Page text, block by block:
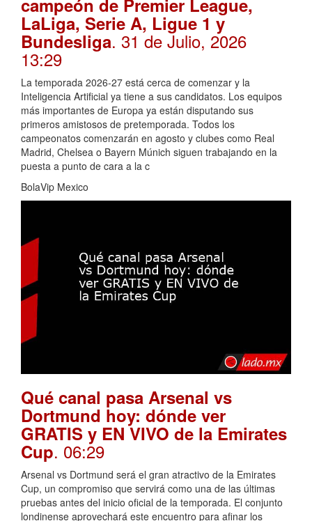
campeón de Premier League,
LaLiga, Serie A, Ligue 1 y
Bundesliga. 31 de Julio, 2026
13:29
La temporada 2026-27 está cerca de comenzar y la
Inteligencia Artificial ya tiene a sus candidatos. Los equipos
más importantes de Europa ya están disputando sus
primeros amistosos de pretemporada. Todos los
campeonatos comenzarán en agosto y clubes como Real
Madrid, Chelsea o Bayern Múnich siguen trabajando en la
puesta a punto de cara a la c
BolaVip Mexico
Qué canal pasa Arsenal vs
Dortmund hoy: dónde ver
GRATIS y EN VIVO de la Emirates
Cup. 06:29
Arsenal vs Dortmund será el gran atractivo de la Emirates
Cup, un compromiso que servirá como una de las últimas
pruebas antes del inicio oficial de la temporada. El conjunto
londinense aprovechará este encuentro para afinar los